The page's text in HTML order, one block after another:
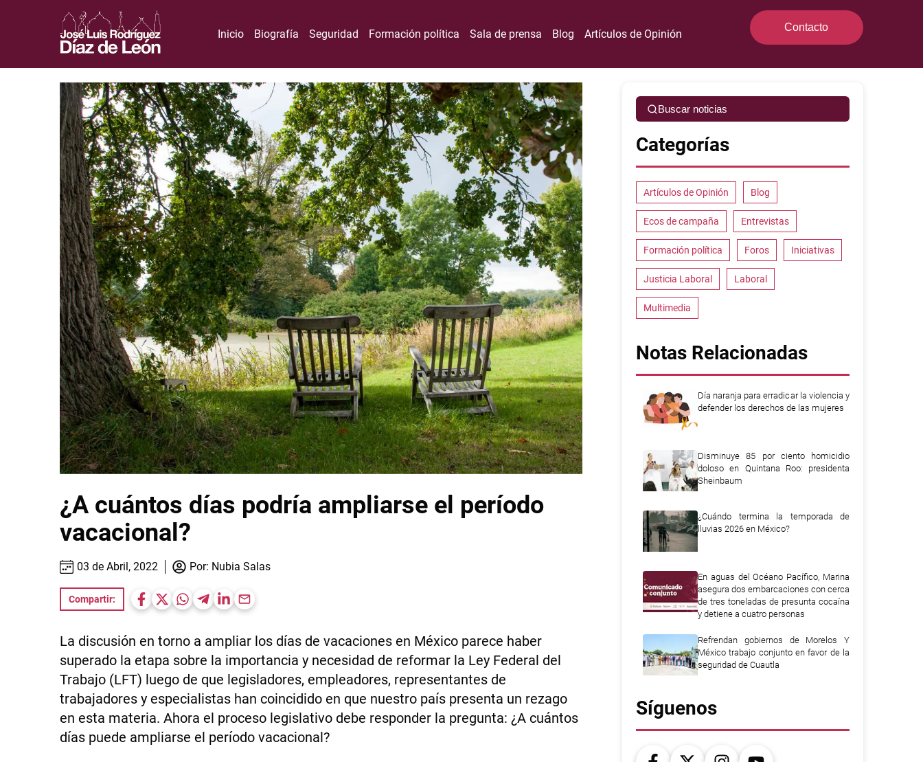
Inicio Biografía Seguridad Formación política Sala de prensa Blog Artículos de Opinión
Contacto
¿A cuántos días podría ampliarse el período
vacacional?
03 de Abril, 2022 Por: Nubia Salas
Compartir:
La discusión en torno a ampliar los días de vacaciones en México parece haber
superado la etapa sobre la importancia y necesidad de reformar la Ley Federal del
Trabajo (LFT) luego de que legisladores, empleadores, representantes de
trabajadores y especialistas han coincidido en que nuestro país presenta un rezago
en esta materia. Ahora el proceso legislativo debe responder la pregunta: ¿A cuántos
días puede ampliarse el período vacacional?
Buscar noticias
Categorías
Artículos de Opinión Blog
Ecos de campaña Entrevistas
Formación política Foros Iniciativas
Justicia Laboral Laboral
Multimedia
Notas Relacionadas
Día naranja para erradicar la violencia y
defender los derechos de las mujeres
Disminuye 85 por ciento homicidio
doloso en Quintana Roo: presidenta
Sheinbaum
¿Cuándo termina la temporada de
lluvias 2026 en México?
En aguas del Océano Pacífico, Marina
asegura dos embarcaciones con cerca
de tres toneladas de presunta cocaína
y detiene a cuatro personas
Refrendan gobiernos de Morelos Y
México trabajo conjunto en favor de la
seguridad de Cuautla
Síguenos